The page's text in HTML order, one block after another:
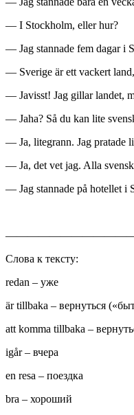
— I Stockholm, eller hur?
— Jag stannade fem dagar i
— Sverige är ett vackert
— Javisst! Jag gillar landet,
— Jaha? Så du kan lite
— Ja, litegrann. Jag pratade
— Ja, det vet jag. Alla
— Jag stannade på hotellet i
Слова к тексту:
redan – уже
är tillbaka – вернуться
att komma tillbaka –
igår – вчера
en resa – поездка
bra – хороший